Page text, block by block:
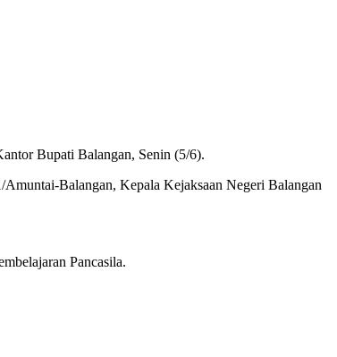
Bupati Balangan, Senin (5/6).
Balangan, Kepala Kejaksaan Negeri Balangan
Pancasila.